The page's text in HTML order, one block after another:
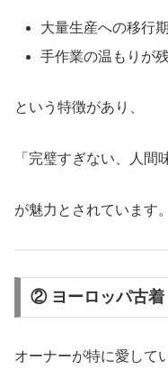
大量生産への移行期
手作業の温もりが
という特徴があり、
「完璧すぎない、人間
が魅力とされています。
② ヨーロッパ古着
オーナーが特に愛して